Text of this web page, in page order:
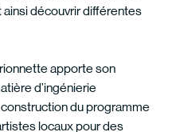
ainsi découvrir différentes
apporte son
d’ingénierie
du programme
locaux pour des